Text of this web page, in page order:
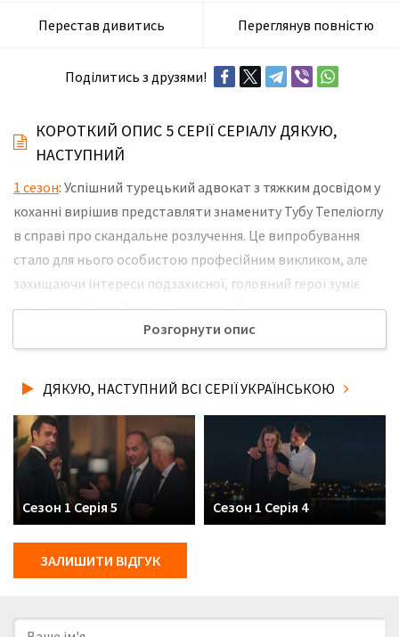
Перестав дивитись Переглянув повністю
Поділитись з друзями!
КОРОТКИЙ ОПИС 5 СЕРІЇ СЕРІАЛУ ДЯКУЮ,
НАСТУПНИЙ
1 сезон: Успішний турецький адвокат з тяжким досвідом у
коханні вирішив представляти знамениту Тубу Тепеліоглу
в справі про скандальне розлучення. Це випробування
стало для нього особистою професійним викликом, але
захищаючи інтереси подзахисної, головний герої зуміє
довести свій професіоналізм. Не забудьте розповісти
друзям, де Ви дивились нову 5 серію серіалу Дякую,
українськими субтитрами!
Розгорнути опис
ДЯКУЮ, НАСТУПНИЙ ВСІ СЕРІЇ УКРАЇНСЬКОЮ
Сезон 1 Серія 5 Сезон 1 Серія 4
ЗАЛИШИТИ ВІДГУК